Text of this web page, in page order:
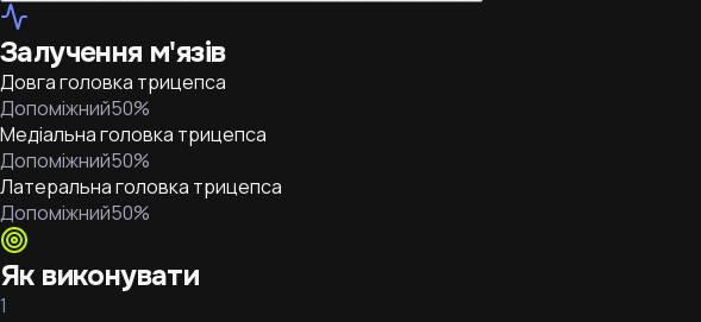
Залучення м'язів
Довга головка трицепса
Допоміжний50%
Медіальна головка трицепса
Допоміжний50%
Латеральна головка трицепса
Допоміжний50%
Як виконувати
1